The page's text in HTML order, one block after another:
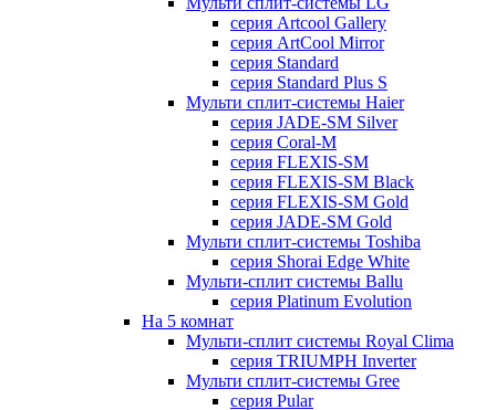
серия Artcool Gallery
серия ArtCool Mirror
серия Standard
серия Standard Plus S
Мульти сплит-системы Haier
серия JADE-SM Silver
серия Coral-M
серия FLEXIS-SM
серия FLEXIS-SM Black
серия FLEXIS-SM Gold
серия JADE-SM Gold
Мульти сплит-системы Toshiba
серия Shorai Edge White
Мульти-сплит системы Ballu
серия Platinum Evolution
На 5 комнат
Мульти-сплит системы Royal Clima
серия TRIUMPH Inverter
Мульти сплит-системы Gree
серия Pular